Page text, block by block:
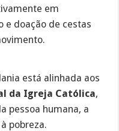
em
e doação de cestas
está alinhada aos
da Igreja Católica,
pessoa humana, a
pobreza.